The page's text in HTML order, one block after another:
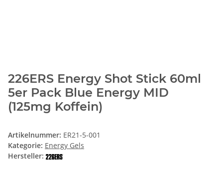
226ERS Energy Shot Stick 60ml
5er Pack Blue Energy MID
(125mg Koffein)
Artikelnummer: ER21-5-001
Kategorie: Energy Gels
Hersteller: